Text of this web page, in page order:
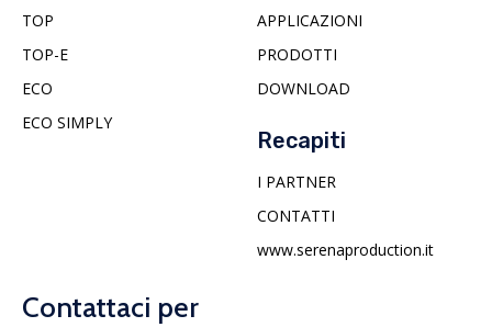
TOP
TOP-E
ECO
ECO SIMPLY
APPLICAZIONI
PRODOTTI
DOWNLOAD
Recapiti
I PARTNER
CONTATTI
www.serenaproduction.it
Contattaci per